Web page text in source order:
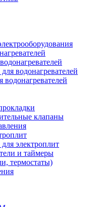
водонагревателей
клапаны
электроплит
и таймеры
термостаты)